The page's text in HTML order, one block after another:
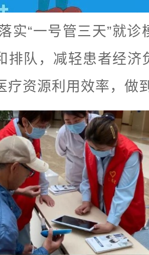
实“一号管三天”就
排队，减轻患者经
疗资源利用效率，做